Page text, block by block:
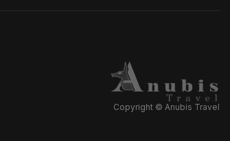
Copyright © Anubis Travel